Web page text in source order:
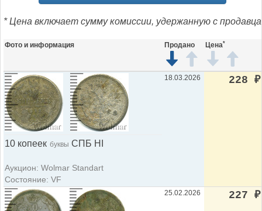
* Цена включает сумму комиссии, удержанную с продавца
Фото и информация Продано Цена*
10 копеек буквы СПБ НI
Аукцион: Wolmar Standart
Состояние: VF
18.03.2026 228 ₽
25.02.2026 227 ₽